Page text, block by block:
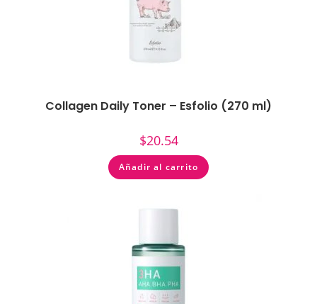
Collagen Daily Toner – Esfolio (270 ml)
$20.54
Añadir al carrito